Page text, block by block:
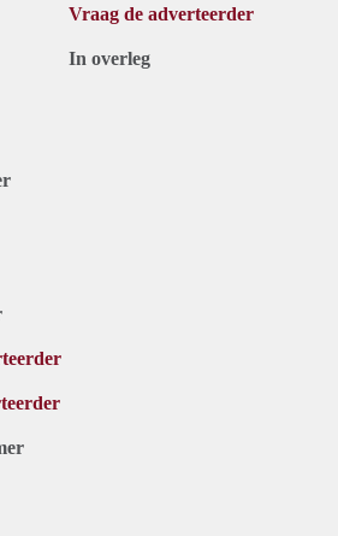
aan verhuurder.
Vraag de adverteerder
In overleg